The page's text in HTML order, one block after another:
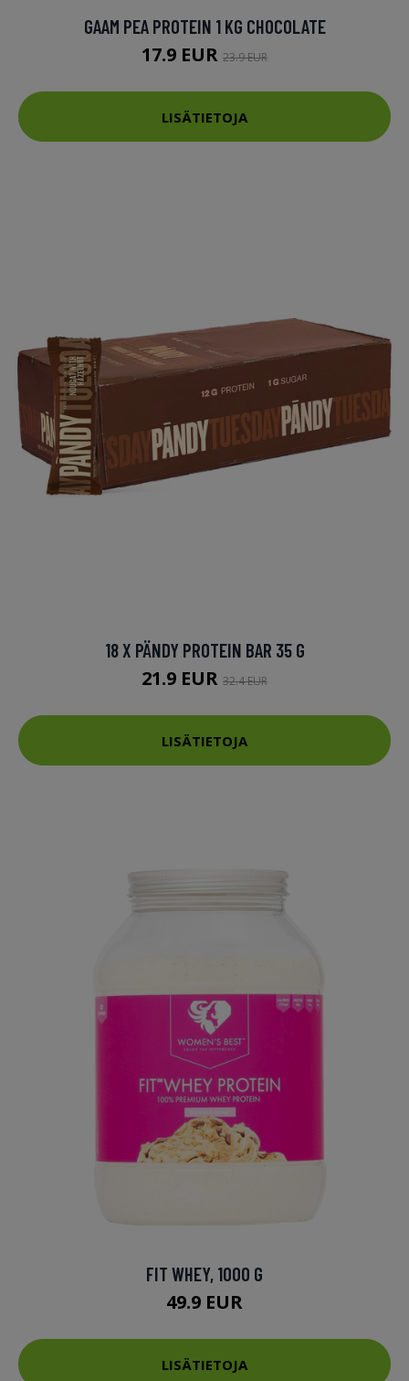
GAAM PEA PROTEIN 1 KG CHOCOLATE
17.9 EUR 23.9 EUR
LISÄTIETOJA
18 X PÄNDY PROTEIN BAR 35 G
21.9 EUR 32.4 EUR
LISÄTIETOJA
FIT WHEY, 1000 G
49.9 EUR
LISÄTIETOJA